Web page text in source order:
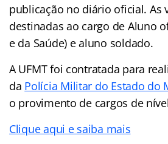
publicação no diário oficial. As
destinadas ao cargo de Aluno
e da Saúde) e aluno soldado.
A UFMT foi contratada para
da Polícia Militar do Estado do
o provimento de cargos de
Clique aqui e saiba mais